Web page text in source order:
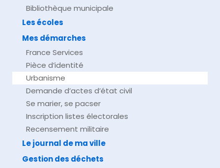
Bibliothèque municipale
Les écoles
Mes démarches
France Services
Pièce d’identité
Urbanisme
Demande d’actes d’état civil
Se marier, se pacser
Inscription listes électorales
Recensement militaire
Le journal de ma ville
Gestion des déchets